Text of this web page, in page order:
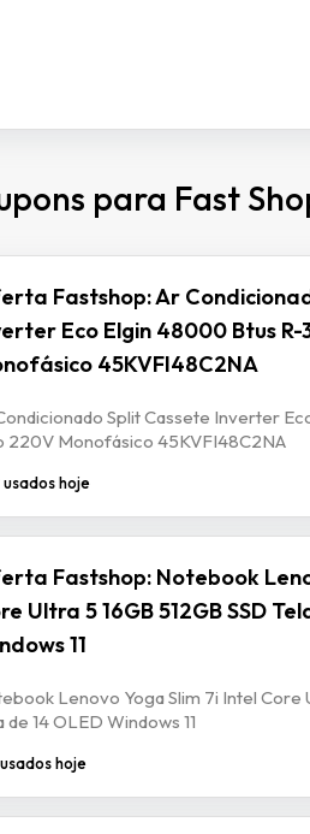
para Fast
Fastshop: Ar
Eco Elgin 48000 Btus
45KVFI48C2NA
Split Cassete Inverter
220V Monofásico 45KVFI48C2NA
usados hoje
Fastshop: Notebook
Ultra 5 16GB 512GB SSD
11
Lenovo Yoga Slim 7i Intel Core
de 14 OLED Windows 11
hoje